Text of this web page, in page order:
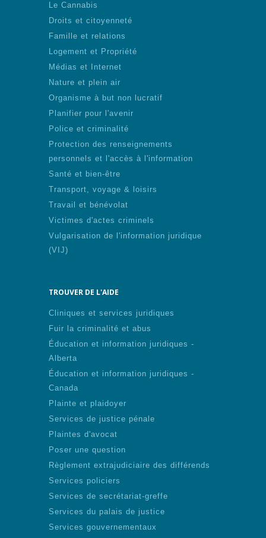
Le Cannabis
Droits et citoyenneté
Famille et relations
Logement et Propriété
Médias et Internet
Nature et plein air
Organisme à but non lucratif
Planifier pour l'avenir
Police et criminalité
Protection des renseignements
personnels et l'accès à l'information
Santé et bien-être
Transport, voyage & loisirs
Travail et bénévolat
Victimes d'actes criminels
Vulgarisation de l'information juridique
(VIJ)
TROUVER DE L'AIDE
Cliniques et services juridiques
Fuir la criminalité et abus
Éducation et information juridiques -
Alberta
Éducation et information juridiques -
Canada
Plainte et plaidoyer
Services de justice pénale
Plaintes d'avocat
Poser une question
Règlement extrajudiciaire des différends
Services policiers
Services de secrétariat-greffe
Services du palais de justice
Services gouvernementaux